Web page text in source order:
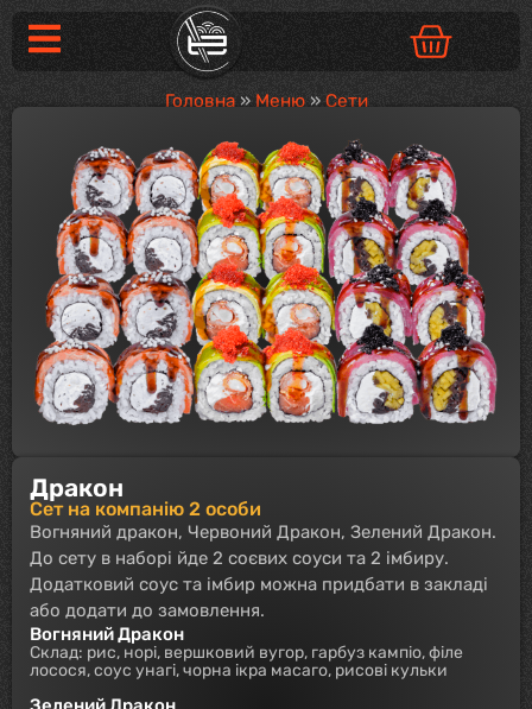
Головна» Меню» Сети
Дракон
Сет на компанію 2 особи
Вогняний дракон, Червоний Дракон, Зелений Дракон.
До сету в наборі йде 2 соєвих соуси та 2 імбиру.
Додатковий соус та імбир можна придбати в закладі
або додати до замовлення.
Вогняний Дракон
Склад: рис, норі, вершковий вугор, гарбуз кампіо, філе
лосося, соус унагі, чорна ікра масаго, рисові кульки